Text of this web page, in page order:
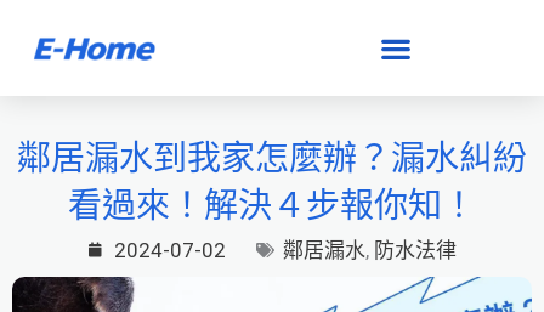
主
要鄰居漏水到我家怎麼辦？漏水糾紛
看過來！解決４步報你知！
2024-07-02 鄰居漏水, 防水法律